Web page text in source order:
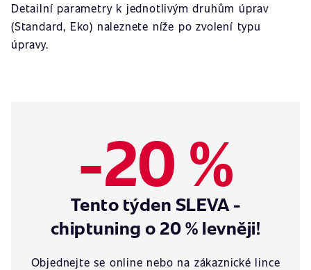
Detailní parametry k jednotlivým druhům úprav
(Standard, Eko) naleznete níže po zvolení typu
úpravy.
-20 %
Tento týden SLEVA -
chiptuning o 20 % levněji!
Objednejte se online nebo na zákaznické lince